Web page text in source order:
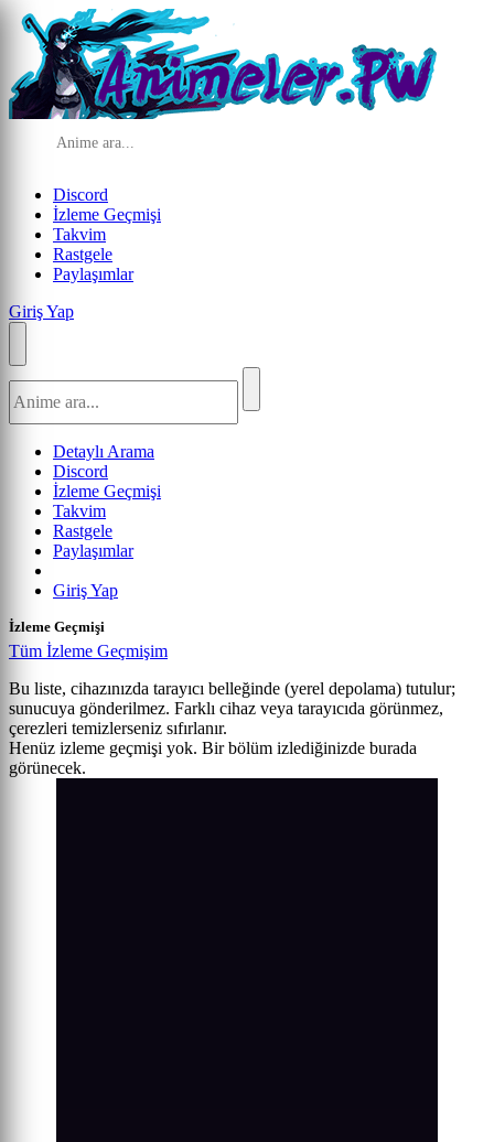
Discord
İzleme Geçmişi
Takvim
Rastgele
Paylaşımlar
Giriş Yap
Detaylı Arama
Discord
İzleme Geçmişi
Takvim
Rastgele
Paylaşımlar
Giriş Yap
İzleme Geçmişi
Tüm İzleme Geçmişim
Bu liste, cihazınızda tarayıcı belleğinde (yerel depolama) tutulur;
sunucuya gönderilmez. Farklı cihaz veya tarayıcıda görünmez,
çerezleri temizlerseniz sıfırlanır.
Henüz izleme geçmişi yok. Bir bölüm izlediğinizde burada
görünecek.